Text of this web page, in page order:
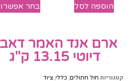
ארם אנד האמר
דיוטי 13.15 ק"ג
קטגוריות חול חתולים, כללי, ציוד
הוספה לסל בחר